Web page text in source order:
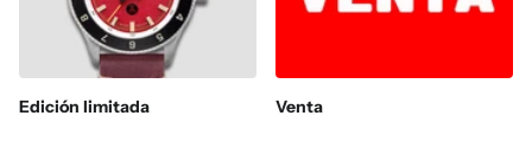
Edición limitada Venta